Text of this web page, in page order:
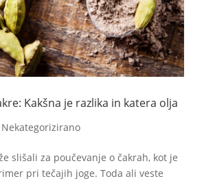
Kakšna je razlika in katera olja
Nekategorizirano
slišali za poučevanje o čakrah, kot je
pri tečajih joge. Toda ali veste